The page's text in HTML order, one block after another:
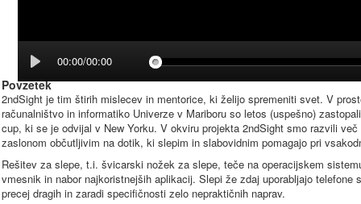
00:00/00:00
Povzetek
2ndSight je tim štirih mislecev in mentorice, ki želijo spremeniti svet. V
računalništvo in informatiko Univerze v Mariboru so letos (uspešno)
cup, ki se je odvijal v New Yorku. V okviru projekta 2ndSight smo razvili
zaslonom občutljivim na dotik, ki slepim in slabovidnim pomagajo pri
Rešitev za slepe, t.i. švicarski nožek za slepe, teče na operacijskem
vmesnik in nabor najkoristnejših aplikacij. Slepi že zdaj uporabljajo
precej dragih in zaradi specifičnosti zelo nepraktičnih naprav.